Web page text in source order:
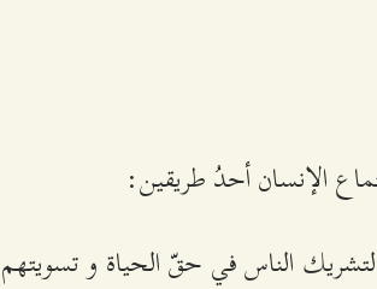
الإنسان أحدُ طريقين‌:
لتشريك الناس في حقّ الحياة و تسويتهم